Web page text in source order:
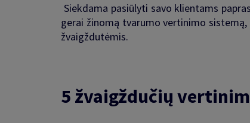
Siekdama pasiūlyti savo klientams
gerai žinomą tvarumo vertinimo
žvaigždutėmis.
5 žvaigždučių